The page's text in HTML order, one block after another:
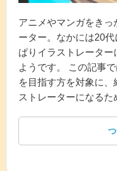
アニメやマンガをき
ーター。なかには20
ぱりイラストレータ
ようです。 この記事
を目指す方を対象に
ストレーターになるた